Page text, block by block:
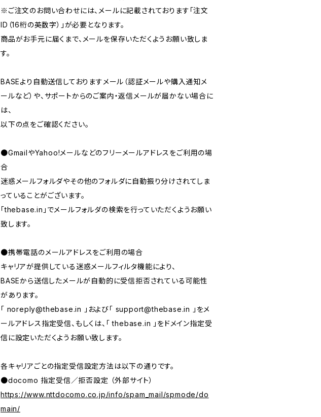
※ご注文のお問い合わせには、メールに記載されております「注文
ID（16桁の英数字）」が必要となります。
商品がお手元に届くまで、メールを保存いただくようお願い致しま
す。
BASEより自動送信しておりますメール（認証メールや購入通知メ
ールなど）や、サポートからのご案内・返信メールが届かない場合に
は、
以下の点をご確認ください。
●GmailやYahoo!メールなどのフリーメールアドレスをご利用の場
合
迷惑メールフォルダやその他のフォルダに自動振り分けされてしま
っていることがございます。
「thebase.in」でメールフォルダの検索を行っていただくようお願い
致します。
●携帯電話のメールアドレスをご利用の場合
キャリアが提供している迷惑メールフィルタ機能により、
BASEから送信したメールが自動的に受信拒否されている可能性
があります。
「 noreply@thebase.in 」および「 support@thebase.in
」をメ
ールアドレス指定受信、もしくは、「 thebase.in 」をドメイン指定受
信に設定いただくようお願い致します。
各キャリアごとの指定受信設定方法は以下の通りです。
●docomo 指定受信／拒否設定 （外部サイト）
https://www.nttdocomo.co.jp/info/spam_mail/spmode/do
main/